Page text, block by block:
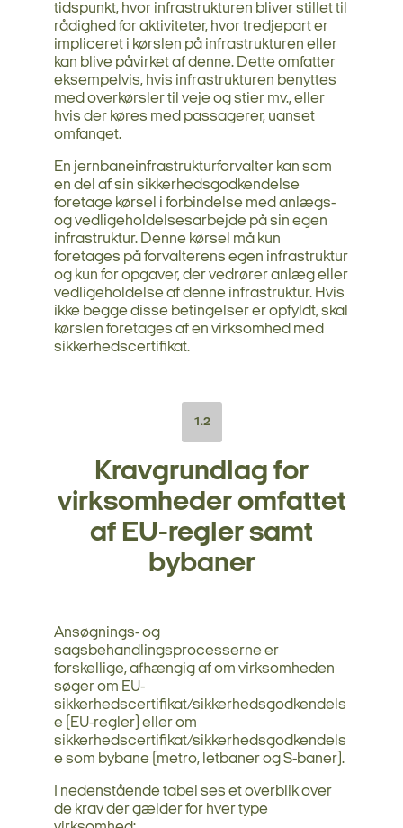
tidspunkt, hvor infrastrukturen bliver stillet til
rådighed for aktiviteter, hvor tredjepart er
impliceret i kørslen på infrastrukturen eller
kan blive påvirket af denne. Dette omfatter
eksempelvis, hvis infrastrukturen benyttes
med overkørsler til veje og stier mv., eller
hvis der køres med passagerer, uanset
omfanget.
En jernbaneinfrastrukturforvalter kan som
en del af sin sikkerhedsgodkendelse
foretage kørsel i forbindelse med anlægs-
og vedligeholdelsesarbejde på sin egen
infrastruktur. Denne kørsel må kun
foretages på forvalterens egen infrastruktur
og kun for opgaver, der vedrører anlæg eller
vedligeholdelse af denne infrastruktur. Hvis
ikke begge disse betingelser er opfyldt, skal
kørslen foretages af en virksomhed med
sikkerhedscertifikat.
1.2
Kravgrundlag for
virksomheder omfattet
af EU-regler samt
bybaner
Ansøgnings- og
sagsbehandlingsprocesserne er
forskellige, afhængig af om virksomheden
søger om EU-
sikkerhedscertifikat/sikkerhedsgodkendels
e (EU-regler) eller om
sikkerhedscertifikat/sikkerhedsgodkendels
e som bybane (metro, letbaner og S-baner).
I nedenstående tabel ses et overblik over
de krav der gælder for hver type